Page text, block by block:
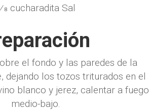
cucharadita Sal
el fondo y las paredes de la
dejando los tozos triturados en el
blanco y jerez, calentar a fuego
medio-bajo.